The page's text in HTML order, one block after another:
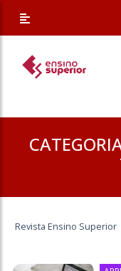
/* Altera a margem
Revista Ensino Superior